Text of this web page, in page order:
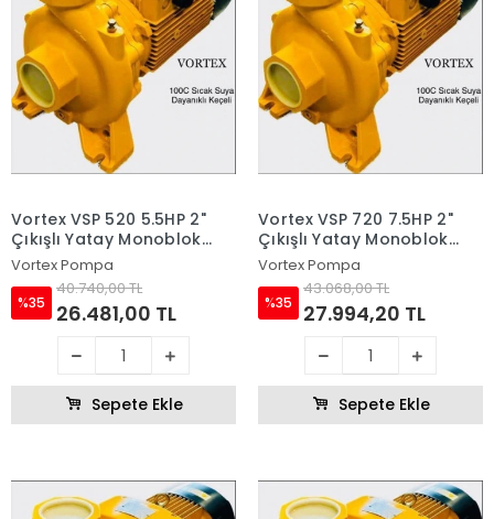
Vortex VSP 520 5.5HP 2"
Çıkışlı Yatay Monoblok
Sıcak Su Pompası
Vortex Pompa
%35
40.740,00 TL
26.481,00 TL
Sepete Ekle
Vortex VSP 720 7.5HP 2"
Çıkışlı Yatay Monoblok
Sıcak Su Pompası
Vortex Pompa
%35
43.068,00 TL
27.994,20 TL
Sepete Ekle